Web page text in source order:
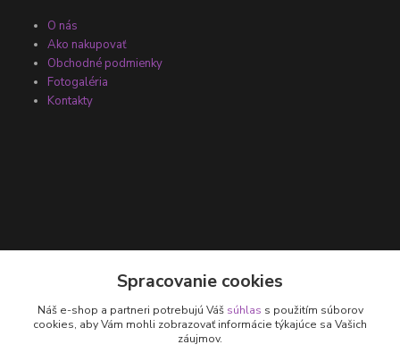
O nás
Ako nakupovať
Obchodné podmienky
Fotogaléria
Kontakty
+421 905 531 251
Spracovanie cookies
Náš e-shop a partneri potrebujú Váš súhlas s použitím súborov
cookies, aby Vám mohli zobrazovať informácie týkajúce sa Vašich
záujmov.